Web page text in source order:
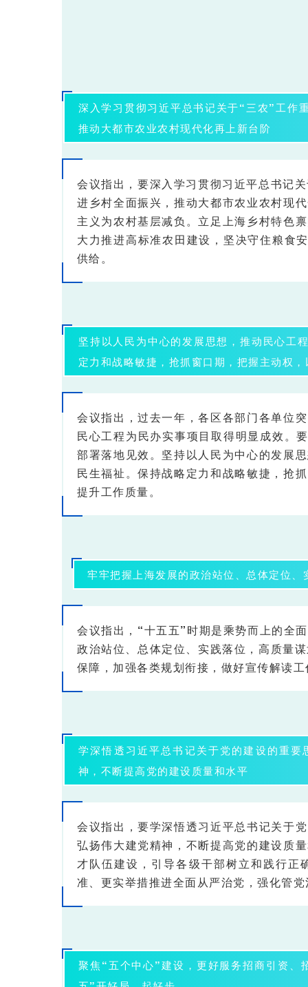
深入学习贯彻习近平总书记关于“三农”工作
推动大都市农业农村现代化再上新台阶
会议指出，要深入学习贯彻习近平总书记
进乡村全面振兴，推动大都市农业农村现
主义为农村基层减负。立足上海乡村特色
大力推进高标准农田建设，坚决守住粮食
供给。
坚持以人民为中心的发展思想，推动民心工
定力和战略敏捷，抢抓窗口期，把握主动权
会议指出，过去一年，各区各部门各单位
民心工程为民办实事项目取得明显成效。
部署落地见效。 坚持以人民为中心的发展
民生福祉。保持战略定力和战略敏捷，抢
提升工作质量。
牢牢把握上海发展的政治站位、总体定位
会议指出， “十五五”时期是乘势而上的全
政治站位、总体定位、实践落位，高质量
保障，加强各类规划衔接，做好宣传解读
学深悟透习近平总书记关于党的建设的重
神，不断提高党的建设质量和水平
会议指出，要学深悟透习近平总书记关于
弘扬伟大建党精神，不断提高党的建设质
才队伍建设，引导各级干部树立和践行
准、更实举措推进全面从严治党，强化管
聚焦“五个中心”建设，更好服务招商引资